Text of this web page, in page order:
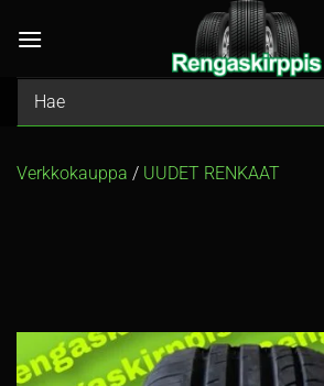
Verkkokauppa / UUDET RENKAAT